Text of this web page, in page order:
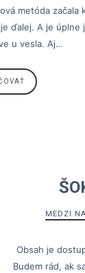
metóda začala
ďalej. A je úplne
u vesla. Aj…
MEDZI
Obsah je
Budem rád, ak